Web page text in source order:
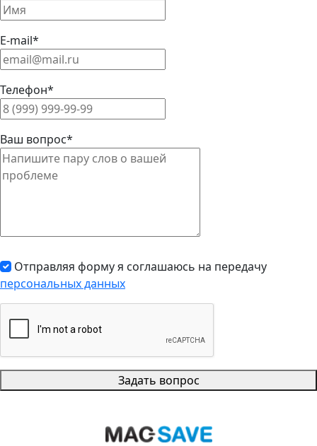
E-mail*
Телефон*
Ваш вопрос*
Отправляя форму я соглашаюсь на передачу
персональных данных
Задать вопрос